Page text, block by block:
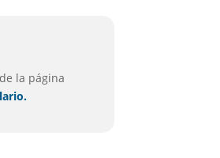
la página